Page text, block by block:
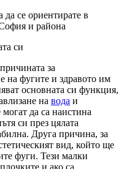
да се ориентирате в
и района
си
за
на фугите и здравото им
основната си функция,
на вода и
да са наистина
си през цялата
Друга причина, за
вид, който ще
фуги. Тези малки
и ако са